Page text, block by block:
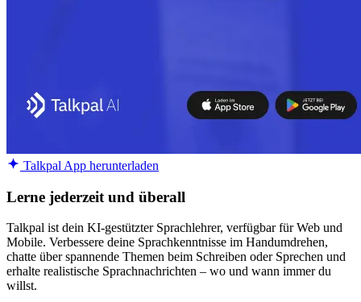
Talkpal App herunterladen
Lerne jederzeit und überall
Talkpal ist dein KI-gestützter Sprachlehrer, verfügbar für Web und
Mobile. Verbessere deine Sprachkenntnisse im Handumdrehen,
chatte über spannende Themen beim Schreiben oder Sprechen und
erhalte realistische Sprachnachrichten – wo und wann immer du
willst.